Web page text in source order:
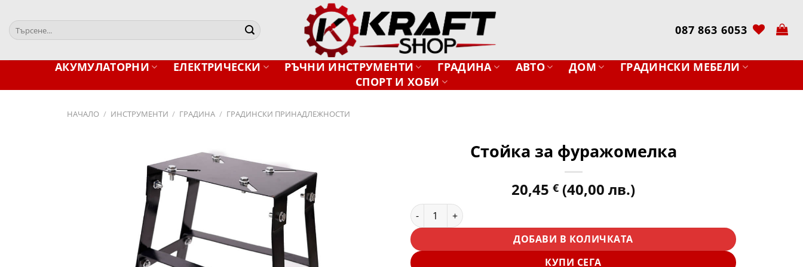
content
Търсене
за:
087 863 6053
АКУМУЛАТОРНИ ЕЛЕКТРИЧЕСКИ РЪЧНИ ИНСТРУМЕНТИ ГРАДИНА АВТО ДОМ
ГРАДИНСКИ МЕБЕЛИ
СПОРТ И ХОБИ
НАЧАЛО / ИНСТРУМЕНТИ / ГРАДИНА / ГРАДИНСКИ ПРИНАДЛЕЖНОСТИ
Стойка за фуражомелка
20,45 € (40,00 лв.)
количество за Стойка за фуражомелка
ДОБАВИ В КОЛИЧКАТА
КУПИ СЕГА